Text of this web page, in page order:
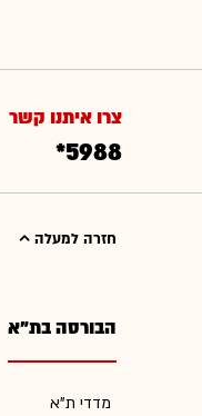
צרו איתנו קשר
*5988
חזרה למעלה
הבורסה בת"א
מדדי ת"א